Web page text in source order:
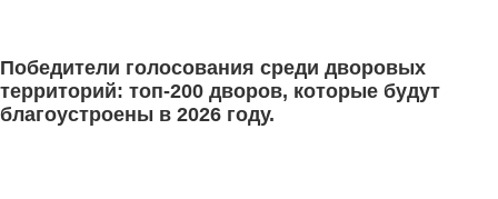
Победители голосования среди дворовых
территорий: топ-200 дворов, которые будут
благоустроены в 2026 году.